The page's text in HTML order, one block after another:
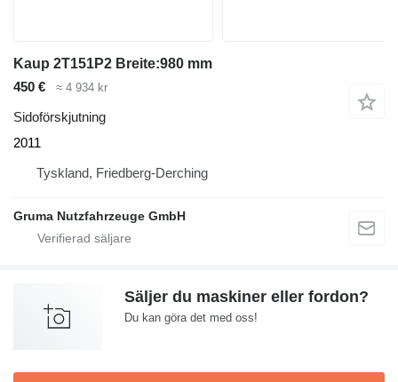
Kaup 2T151P2 Breite:980 mm
450 €
≈ 4 934 kr
Sidoförskjutning
2011
Tyskland, Friedberg-Derching
Gruma Nutzfahrzeuge GmbH
Säljer du maskiner eller fordon?
Du kan göra det med oss!